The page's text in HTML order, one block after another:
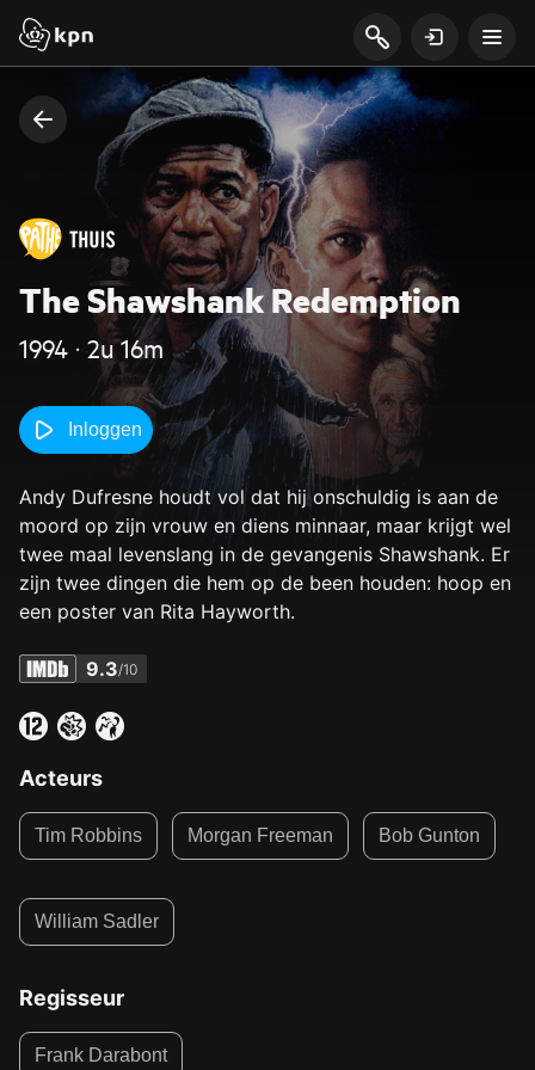
The Shawshank Redemption
1994 ‧ 2u 16m
Inloggen
Andy Dufresne houdt vol dat hij onschuldig is aan de
moord op zijn vrouw en diens minnaar, maar krijgt wel
twee maal levenslang in de gevangenis Shawshank. Er
zijn twee dingen die hem op de been houden: hoop en
een poster van Rita Hayworth.
9.3/10
Acteurs
Tim Robbins Morgan Freeman Bob Gunton
William Sadler
Regisseur
Frank Darabont